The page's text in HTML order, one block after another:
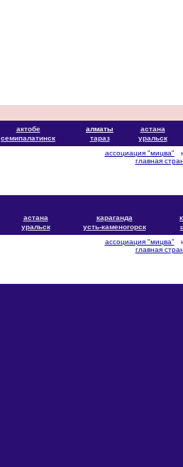
актобе алматы
астана
cемипалатинск
тараз уральск
ассоциация "мицва"
главная
астана караганда
уральск усть-каменогорск
ассоциация "мицва"
главная